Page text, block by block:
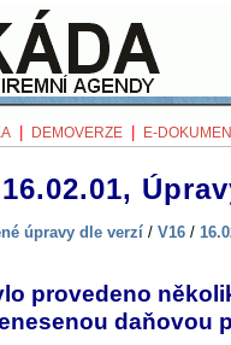
DEMOVERZE E-
16.02.01,
úpravy dle verzí / V16 /
provedeno
daňovou